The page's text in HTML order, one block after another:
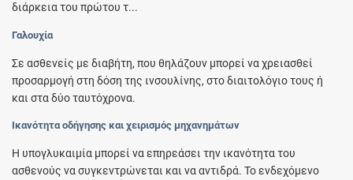
διάρκεια του πρώτου τ...
Γαλουχία
Σε ασθενείς με διαβήτη, που θηλάζουν μπορεί να χρειασθεί
προσαρμογή στη δόση της ινσουλίνης, στο διαιτολόγιο τους ή
και στα δύο ταυτόχρονα.
Ικανότητα οδήγησης και χειρισμός μηχανημάτων
Η υπογλυκαιμία μπορεί να επηρεάσει την ικανότητα του
ασθενούς να συγκεντρώνεται και να αντιδρά. Το ενδεχόμενο